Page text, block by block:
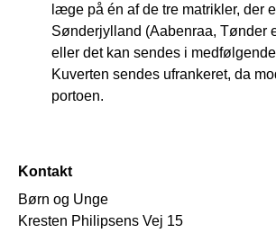
læge på én af de tre matrikler, der
Sønderjylland (Aabenraa, Tønder
eller det kan sendes i
Kuverten sendes ufrankeret, da
portoen.
Kontakt
Børn og Unge
Kresten Philipsens Vej 15